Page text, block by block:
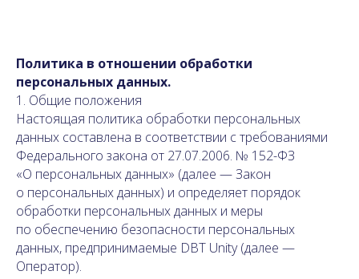
Политика в отношении обработки
персональных данных.
1. Общие положения
Настоящая политика обработки персональных
данных составлена в соответствии с требованиями
Федерального закона от 27.07.2006. № 152-ФЗ
«О персональных данных» (далее — Закон
о персональных данных) и определяет порядок
обработки персональных данных и меры
по обеспечению безопасности персональных
данных, предпринимаемые DBT Unity (далее —
Оператор).